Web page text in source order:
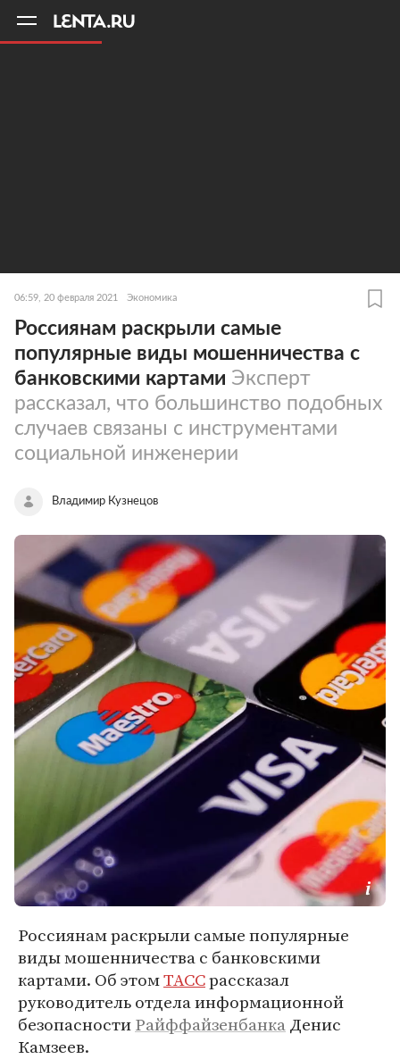
06:59, 20 февраля 2021 Экономика
Россиянам раскрыли самые
популярные виды мошенничества с
банковскими картами Эксперт
рассказал, что большинство подобных
случаев связаны с инструментами
социальной инженерии
Владимир Кузнецов
Россиянам раскрыли самые популярные
виды мошенничества с банковскими
картами. Об этомТАССрассказал
руководитель отдела информационной
безопасностиРайффайзенбанкаДенис
Камзеев.